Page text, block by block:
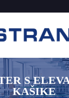
S
KAŠIKE